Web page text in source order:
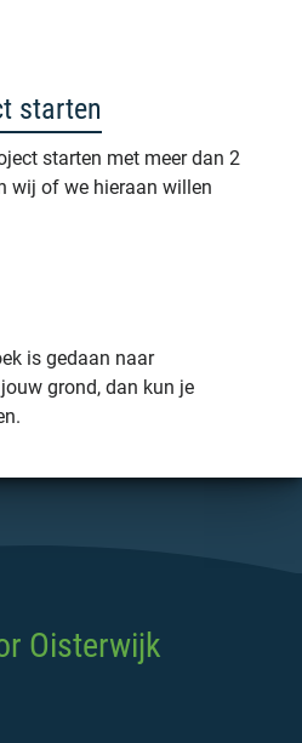
starten
starten met meer dan 2
wij of we hieraan willen
is gedaan naar
grond, dan kun je
Oisterwijk